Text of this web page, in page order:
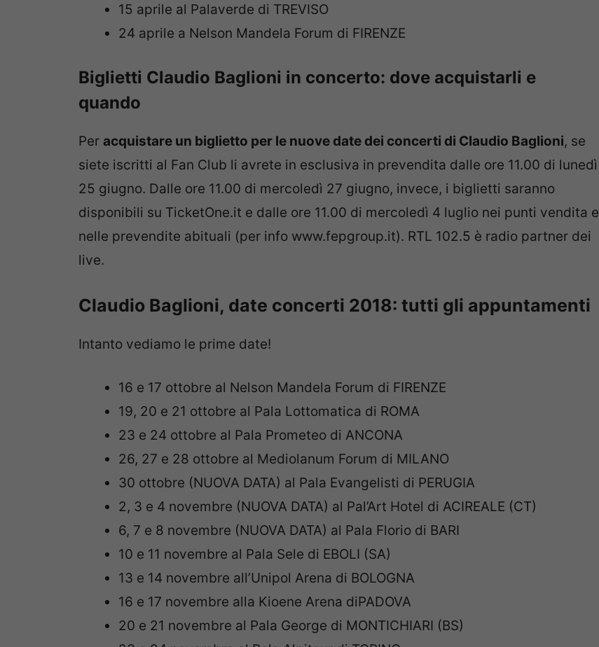
15 aprile al Palaverde di TREVISO
24 aprile a Nelson Mandela Forum di FIRENZE
Biglietti Claudio Baglioni in concerto: dove acquistarli e
quando
Per acquistare un biglietto per le nuove date dei concerti di Claudio Baglioni, se
siete iscritti al Fan Club li avrete in esclusiva in prevendita dalle ore 11.00 di lunedì
25 giugno. Dalle ore 11.00 di mercoledì 27 giugno, invece, i biglietti saranno
disponibili su TicketOne.it e dalle ore 11.00 di mercoledì 4 luglio nei punti vendita e
nelle prevendite abituali (per info www.fepgroup.it). RTL 102.5 è radio partner dei
live.
Claudio Baglioni, date concerti 2018: tutti gli appuntamenti
Intanto vediamo le prime date!
16 e 17 ottobre al Nelson Mandela Forum di FIRENZE
19, 20 e 21 ottobre al Pala Lottomatica di ROMA
23 e 24 ottobre al Pala Prometeo di ANCONA
26, 27 e 28 ottobre al Mediolanum Forum di MILANO
30 ottobre (NUOVA DATA) al Pala Evangelisti di PERUGIA
2, 3 e 4 novembre (NUOVA DATA) al Pal’Art Hotel di ACIREALE (CT)
6, 7 e 8 novembre (NUOVA DATA) al Pala Florio di BARI
10 e 11 novembre al Pala Sele di EBOLI (SA)
13 e 14 novembre all’Unipol Arena di BOLOGNA
16 e 17 novembre alla Kioene Arena diPADOVA
20 e 21 novembre al Pala George di MONTICHIARI (BS)